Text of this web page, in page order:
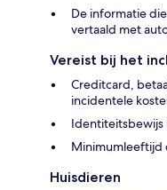
De informatie
vertaald met
Vereist bij het
Creditcard,
incidentele
Identiteitsbewijs
Minimumleeftijd
Huisdieren